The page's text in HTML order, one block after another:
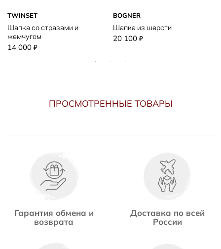
TWINSET
Шапка со стразами и
жемчугом
14 000 ₽
BOGNER
Шапка из шерсти
20 100 ₽
ПРОСМОТРЕННЫЕ ТОВАРЫ
Гарантия обмена и
возврата
Доставка по всей
России